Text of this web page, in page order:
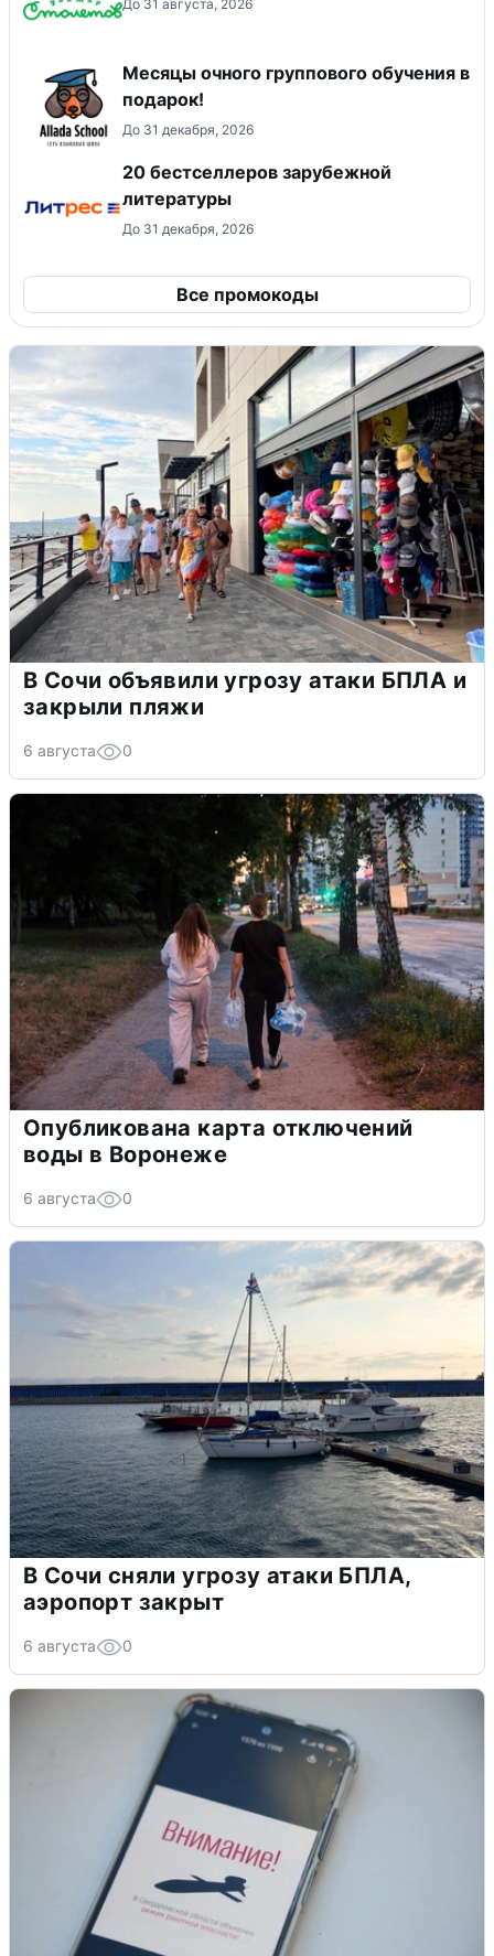
До 31 августа, 2026
Месяцы очного группового обучения в
подарок!
До 31 декабря, 2026
20 бестселлеров зарубежной
литературы
До 31 декабря, 2026
Все промокоды
В Сочи объявили угрозу атаки БПЛА и
закрыли пляжи
6 августа 0
Опубликована карта отключений
воды в Воронеже
6 августа 0
В Сочи сняли угрозу атаки БПЛА,
аэропорт закрыт
6 августа 0